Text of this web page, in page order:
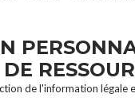
de l'information légale